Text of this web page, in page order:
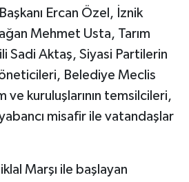
Ercan Özel, İznik
Mehmet Usta, Tarım
Sadi Aktaş, Siyasi Partilerin
Belediye Meclis
ve kuruluşlarının temsilcileri,
misafir ile vatandaşlar
Marşı ile başlayan